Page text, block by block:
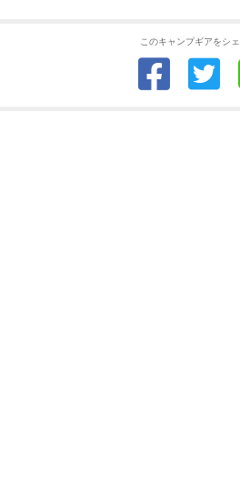
このキャンプギアをシ